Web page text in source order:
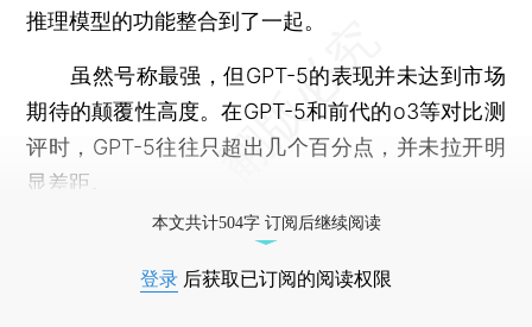
推理模型的功能整合到了一起。
虽然号称最强，但GPT-5的表现并未达到市场
期待的颠覆性高度。在GPT-5和前代的o3等对比测
评时，GPT-5往往只超出几个百分点，并未拉开明
显差距。
本文共计504字 订阅后继续阅读
登录 后获取已订阅的阅读权限